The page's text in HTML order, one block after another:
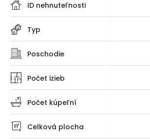
ID nehnuteľnosti
Poschodie
Počet kúpeľní
Celková plocha
Počet izieb
Typ